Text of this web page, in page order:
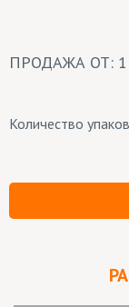
ПРОДАЖА ОТ:
Количество